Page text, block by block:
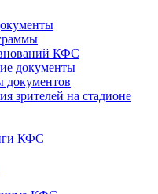
КФС
документы
документов
зрителей на стадионе
КФС